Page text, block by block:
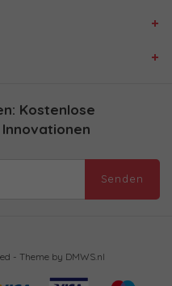
Kostenlose
Senden
- Theme by DMWS.nl